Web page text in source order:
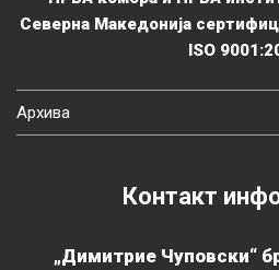
Северна Македонија
ISO
Архива
Контакт
„Димитрие Чуповски“